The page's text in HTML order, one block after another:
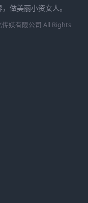
做美丽小资女人。
媒有限公司 All Rights